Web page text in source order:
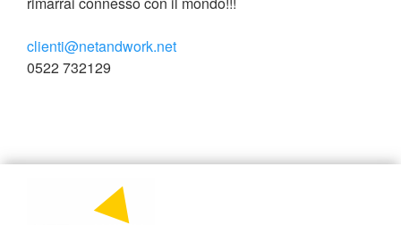
clienti@netandwork.net
0522 732129